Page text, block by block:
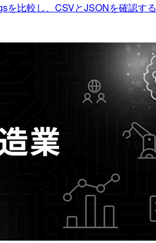
を比較し、CSVとJSONを確認する